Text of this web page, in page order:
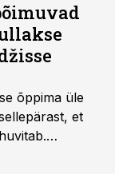
õppima üle
et